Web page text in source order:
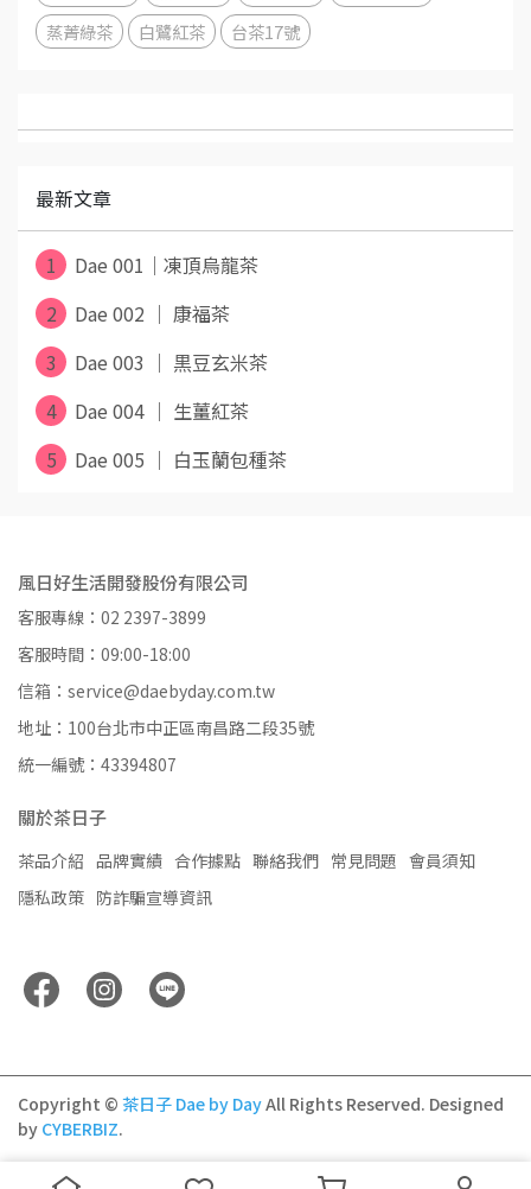
蒸菁綠茶
白鷺紅茶 台茶17號
最新文章
1
Dae 001｜凍頂烏龍茶
2
Dae 002 ｜ 康福茶
3
Dae 003 ｜ 黒豆玄米茶
4
Dae 004 ｜ 生薑紅茶
5
Dae 005 ｜ 白玉蘭包種茶
風日好生活開發股份有限公司
客服專線：02 2397-3899
客服時間：09:00-18:00
信箱：service@daebyday.com.tw
地址：100台北市中正區南昌路二段35號
統一編號：43394807
關於茶日子
茶品介紹 品牌實績 合作據點 聯絡我們 常見問題 會員須知
隱私政策 防詐騙宣導資訊
Copyright © 茶日子 Dae by DayAll Rights Reserved. Designed
by CYBERBIZ.